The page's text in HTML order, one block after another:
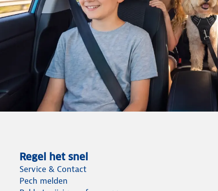
Regel het snel
Service & Contact
Pech melden